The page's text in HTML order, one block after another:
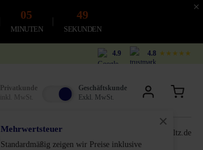
×
05
MINUTEN
48
SEKUNDEN
4.9 4.8 ★★★★★
Privatkunde
inkl. MwSt.
Geschäftskunde
Exkl. MwSt.
service@schultz.de
Mehrwertsteuer
Standardmäßig zeigen wir Preise inklusive